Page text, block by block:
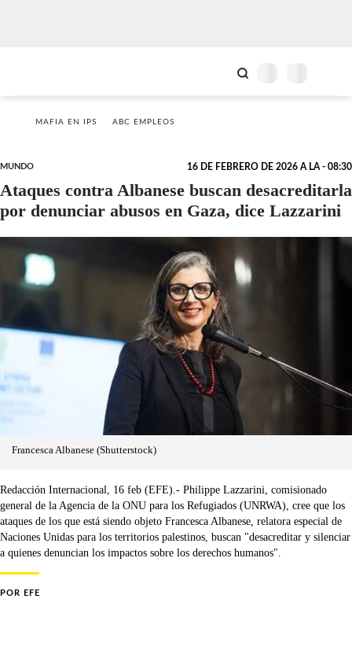
MAFIA EN IPS ABC EMPLEOS
MUNDO 16 DE FEBRERO DE 2026 A LA - 08:30
Ataques contra Albanese buscan desacreditarla
por denunciar abusos en Gaza, dice Lazzarini
Francesca Albanese (Shutterstock)
Redacción Internacional, 16 feb (EFE).- Philippe Lazzarini, comisionado
general de la Agencia de la ONU para los Refugiados (UNRWA), cree que los
ataques de los que está siendo objeto Francesca Albanese, relatora especial de
Naciones Unidas para los territorios palestinos, buscan "desacreditar y silenciar
a quienes denuncian los impactos sobre los derechos humanos".
POR EFE